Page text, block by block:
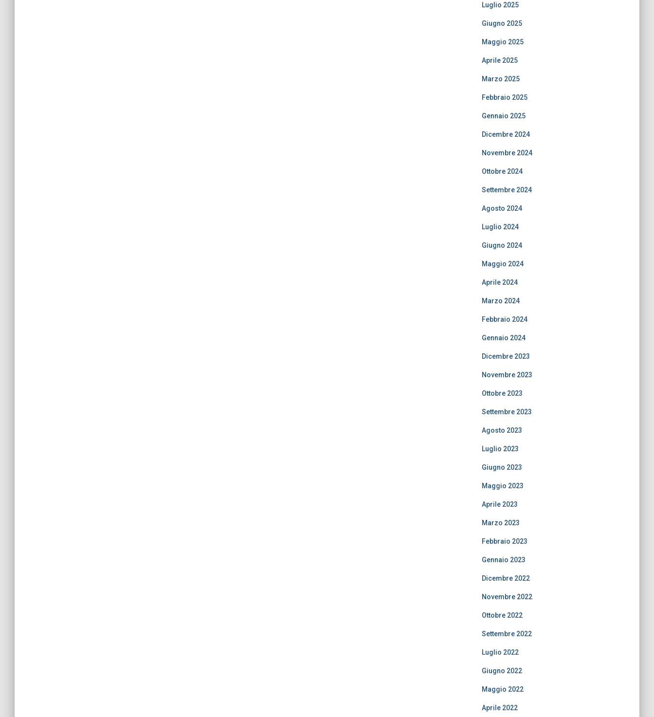
Luglio 2025
Giugno 2025
Maggio 2025
Aprile 2025
Marzo 2025
Febbraio 2025
Gennaio 2025
Dicembre 2024
Novembre 2024
Ottobre 2024
Settembre 2024
Agosto 2024
Luglio 2024
Giugno 2024
Maggio 2024
Aprile 2024
Marzo 2024
Febbraio 2024
Gennaio 2024
Dicembre 2023
Novembre 2023
Ottobre 2023
Settembre 2023
Agosto 2023
Luglio 2023
Giugno 2023
Maggio 2023
Aprile 2023
Marzo 2023
Febbraio 2023
Gennaio 2023
Dicembre 2022
Novembre 2022
Ottobre 2022
Settembre 2022
Luglio 2022
Giugno 2022
Maggio 2022
Aprile 2022